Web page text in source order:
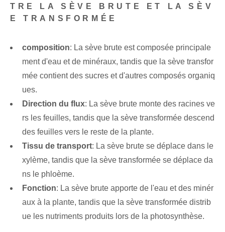
TRE LA SÈVE BRUTE ET LA SÈV
E TRANSFORMÉE
composition: La sève brute est composée principale
ment d'eau et de minéraux, tandis que la sève transfor
mée contient des sucres et d'autres composés organiq
ues.
Direction du flux: La sève brute monte des racines ve
rs les feuilles, tandis que la sève transformée descend
des feuilles vers le reste de la plante.
Tissu de transport: La sève brute se déplace dans le
xylème, tandis que la sève transformée se déplace da
ns le phloème.
Fonction: La sève brute apporte de l'eau et des minér
aux à la plante, tandis que la sève transformée distrib
ue les nutriments produits lors de la photosynthèse.